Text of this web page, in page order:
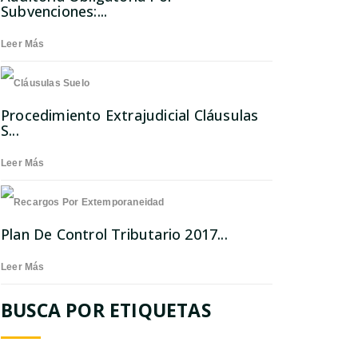
Subvenciones:...
Leer Más
Procedimiento Extrajudicial Cláusulas
S...
Leer Más
Plan De Control Tributario 2017...
Leer Más
BUSCA POR ETIQUETAS